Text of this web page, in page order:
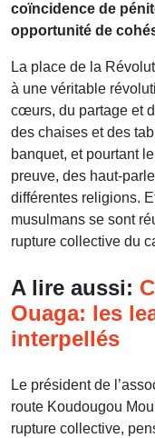
coïncidence de
opportunité de
La place de la
à une véritable
cœurs, du partage et
des chaises et des
banquet, et pourtant
preuve, des haut-
différentes religions.
musulmans se sont
rupture collective du
A lire aussi:
Ouaga: les
interpellés
Le président de
route Koudougou
rupture collective,